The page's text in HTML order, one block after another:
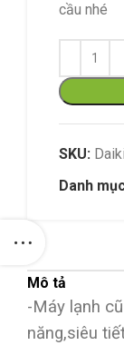
cầu nhé
SKU:
Danh
Mô tả
-Máy lạnh
năng,siêu